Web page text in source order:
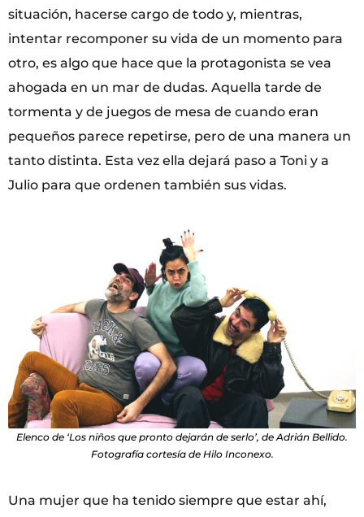
situación, hacerse cargo de todo y, mientras,
intentar recomponer su vida de un momento para
otro, es algo que hace que la protagonista se vea
ahogada en un mar de dudas. Aquella tarde de
tormenta y de juegos de mesa de cuando eran
pequeños parece repetirse, pero de una manera un
tanto distinta. Esta vez ella dejará paso a Toni y a
Julio para que ordenen también sus vidas.
Elenco de ‘Los niños que pronto dejarán de serlo’, de Adrián Bellido.
Fotografía cortesía de Hilo Inconexo.
Una mujer que ha tenido siempre que estar ahí,